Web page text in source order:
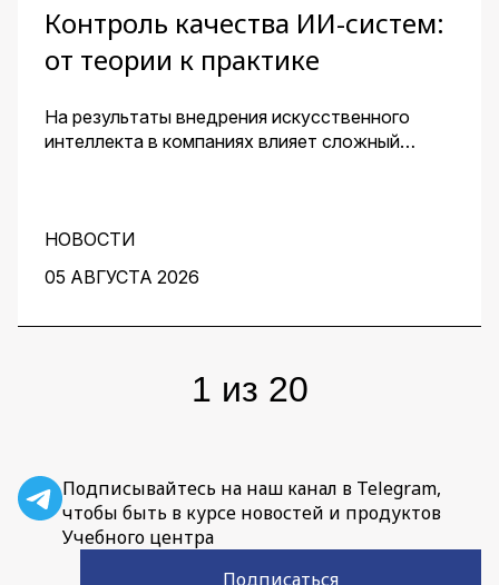
Контроль качества ИИ-систем:
от теории к практике
На результаты внедрения искусственного
интеллекта в компаниях влияет сложный
протяжении всей работы над проектом. О том,
директора центра перспективных разработок
НОВОСТИ
05 АВГУСТА 2026
1 из 20
Подписывайтесь на наш канал в Telegram,
чтобы быть в курсе новостей и продуктов
Учебного центра
Подписаться